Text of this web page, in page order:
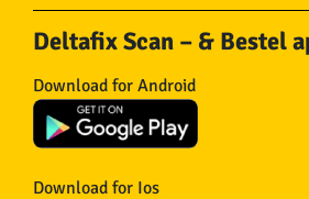
Over Deltafix
Schroeven
Bouten
Draadnagels
Pluggen
Beslag
Haken
Ketting
Deltafix Scan – & Bestel
Download for Android
Download for Ios